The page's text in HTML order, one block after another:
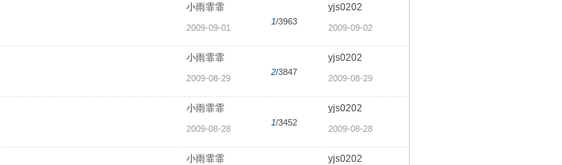
小雨霏霏
2009-09-01
1/3963
yjs0202
2009-09-02
小雨霏霏
2009-08-29
2/3847
yjs0202
2009-08-29
小雨霏霏
2009-08-28
1/3452
yjs0202
2009-08-28
小雨霏霏 yjs0202